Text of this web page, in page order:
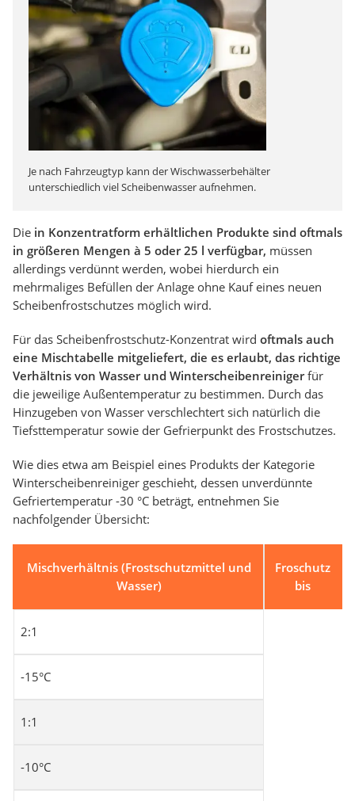
Je nach Fahrzeugtyp kann der Wischwasserbehälter
unterschiedlich viel Scheibenwasser aufnehmen.
Die in Konzentratform erhältlichen Produkte sind oftmals
in größeren Mengen à 5 oder 25 l verfügbar, müssen
allerdings verdünnt werden, wobei hierdurch ein
mehrmaliges Befüllen der Anlage ohne Kauf eines neuen
Scheibenfrostschutzes möglich wird.
Für das Scheibenfrostschutz-Konzentrat wird oftmals auch
eine Mischtabelle mitgeliefert, die es erlaubt, das richtige
Verhältnis von Wasser und Winterscheibenreinigerfür
die jeweilige Außentemperatur zu bestimmen. Durch das
Hinzugeben von Wasser verschlechtert sich natürlich die
Tiefsttemperatur sowie der Gefrierpunkt des Frostschutzes.
Wie dies etwa am Beispiel eines Produkts der Kategorie
Winterscheibenreiniger geschieht, dessen unverdünnte
Gefriertemperatur -30 °C beträgt, entnehmen Sie
nachfolgender Übersicht:
Mischverhältnis (Frostschutzmittel und
Wasser)
Froschutz
bis
2:1
-15°C
1:1
-10°C